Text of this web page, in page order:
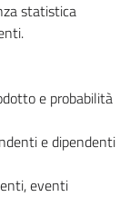
statistica
e probabilità
e dipendenti
eventi